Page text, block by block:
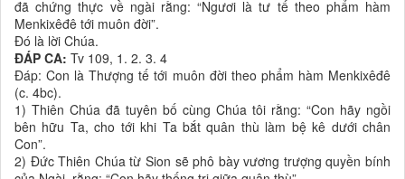
đã chứng thực về ngài rằng: “Ngươi là tư tế theo phẩm hàm
Menkixêđê tới muôn đời”.
Ðó là lời Chúa.
ĐÁP CA: Tv 109, 1. 2. 3. 4
Ðáp: Con là Thượng tế tới muôn đời theo phẩm hàm Menkixêđê
(c. 4bc).
1) Thiên Chúa đã tuyên bố cùng Chúa tôi rằng: “Con hãy ngồi
bên hữu Ta, cho tới khi Ta bắt quân thù làm bệ kê dưới chân
Con”.
2) Ðức Thiên Chúa từ Sion sẽ phô bày vương trượng quyền bính